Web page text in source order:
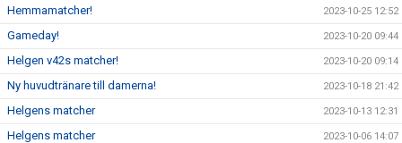
Hemmamatcher! 2023-10-25 12:52
Gameday! 2023-10-20 09:44
Helgen v42s matcher! 2023-10-20 09:14
Ny huvudtränare till damerna! 2023-10-18 21:42
Helgens matcher 2023-10-13 12:31
Helgens matcher 2023-10-06 14:07